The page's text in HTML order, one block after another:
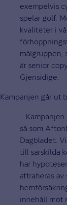
exempelvis
spelar golf.
kvaliteter i
målgruppen,
är senior
Gjensidige.
Kampanjen går ut
–
så som
Dagbladet.
till särskilda
har
attraheras
innehåll mot